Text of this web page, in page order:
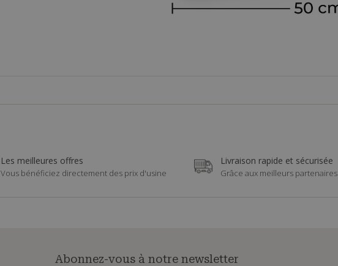
Les meilleures offres
Vous bénéficiez directement des prix d'usine
Livraison rapide et sécurisée
Grâce aux meilleurs partenaires
Abonnez-vous à notre newsletter